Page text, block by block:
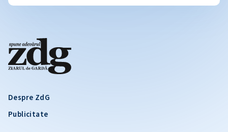
Despre ZdG
Publicitate